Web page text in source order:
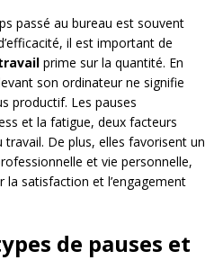
passé au bureau est souvent
il est important de
prime sur la quantité. En
son ordinateur ne signifie
productif. Les pauses
et la fatigue, deux facteurs
De plus, elles favorisent un
et vie personnelle,
satisfaction et l’engagement
de pauses et